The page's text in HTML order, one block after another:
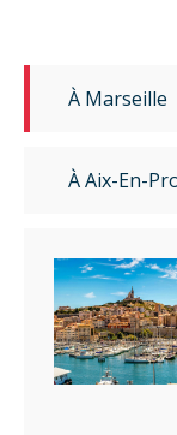
À Marseille
À Aix-En-